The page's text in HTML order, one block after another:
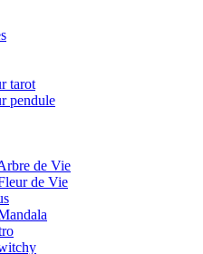
tarot
pendule
de Vie
de Vie